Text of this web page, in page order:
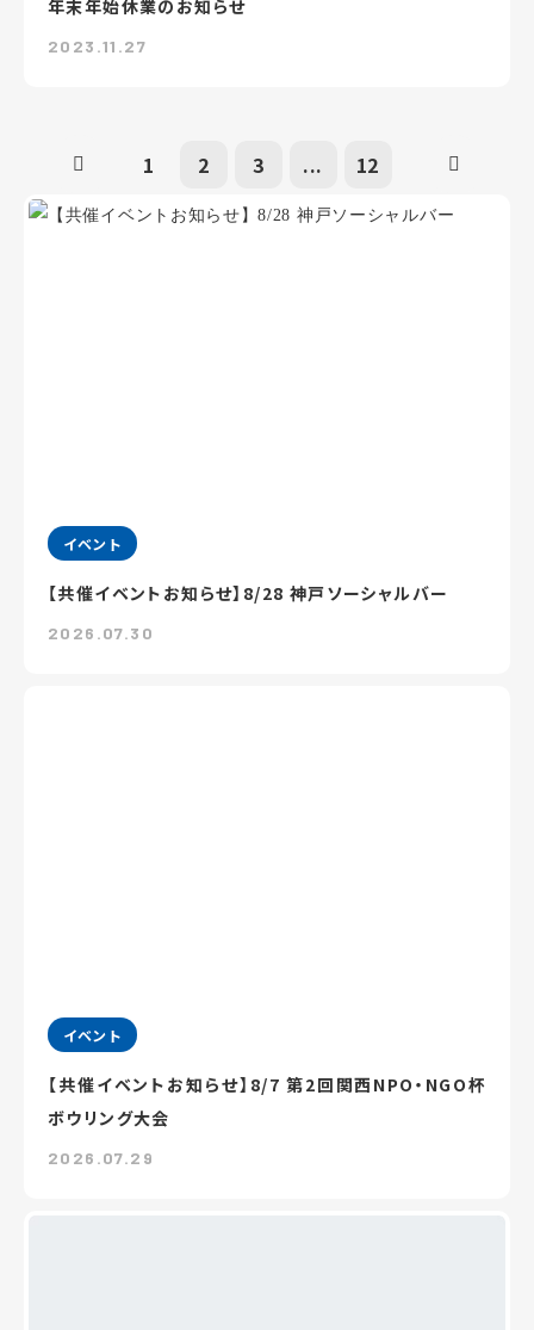
年末年始休業のお知らせ
2023.11.27
1 2 3 ... 12
イベント
【共催イベントお知らせ】8/28 神戸ソーシャルバー
2026.07.30
イベント
【共催イベントお知らせ】8/7 第2回関西NPO・NGO杯
ボウリング大会
2026.07.29